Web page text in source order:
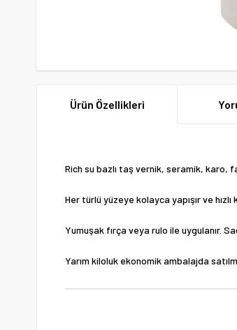
Ürün Özellikleri
Rich su bazlı taş vernik, seramik, karo,
Her türlü yüzeye kolayca yapışır ve
Yumuşak fırça veya rulo ile uygulanır.
Yarım kiloluk ekonomik ambalajda